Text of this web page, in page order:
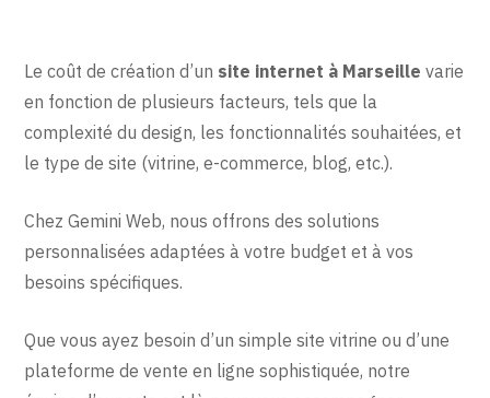
Le coût de création d’un site internet à Marseille varie
en fonction de plusieurs facteurs, tels que la
complexité du design, les fonctionnalités souhaitées, et
le type de site (vitrine, e-commerce, blog, etc.).
Chez Gemini Web, nous offrons des solutions
personnalisées adaptées à votre budget et à vos
besoins spécifiques.
Que vous ayez besoin d’un simple site vitrine ou d’une
plateforme de vente en ligne sophistiquée, notre